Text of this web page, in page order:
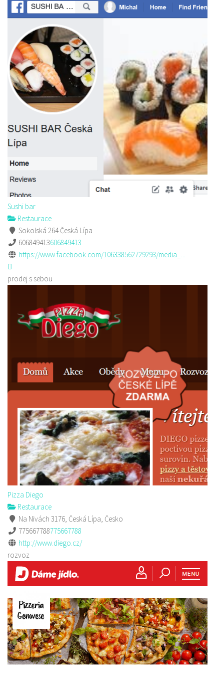
Sushi bar
Restaurace
Sokolská 264 Česká Lípa
606849413606849413
https://www.facebook.com/106338562729293/media_...
prodej s sebou
Pizza Diego
Restaurace
Na Nivách 3176, Česká Lípa, Česko
775667788775667788
http://www.diego.cz/
rozvoz